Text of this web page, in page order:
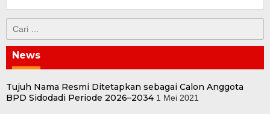
untuk:
News
Tujuh Nama Resmi Ditetapkan sebagai Calon Anggota
BPD Sidodadi Periode 2026–2034 1 Mei 2021